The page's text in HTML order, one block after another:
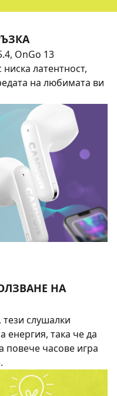
OnGo 13
латентност,
на любимата ви
НА
слушалки
енергия, така че да
повече часове игра